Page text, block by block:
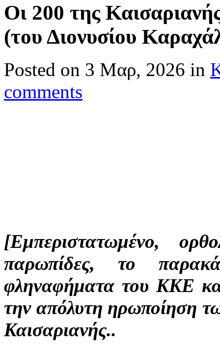
Οι 200 της
(του Διονυσίου
Posted on 3 Μαρ, 2026 in
comments
[Εμπεριστατωμένο,
παρωπίδες, το
φληναφήματα του ΚΚΕ
την απόλυτη ηρωποίηση
Καισαριανής..